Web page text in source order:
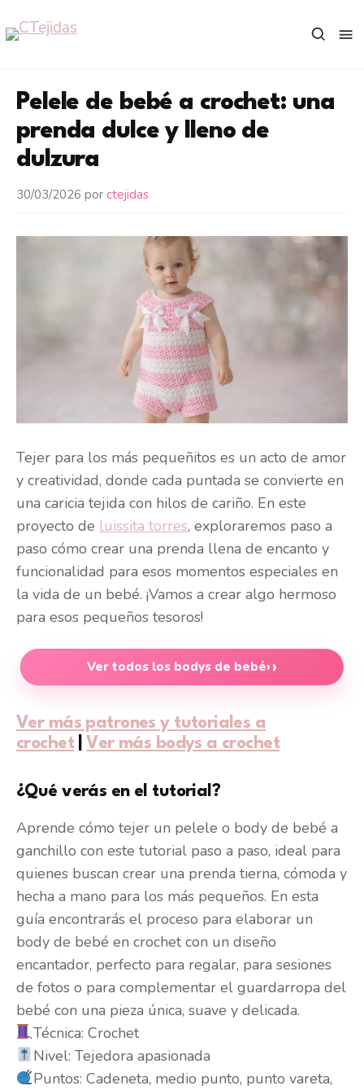
al
Pelele de bebé a crochet: una
prenda dulce y lleno de
dulzura
30/03/2026 por ctejidas
Tejer para los más pequeñitos es un acto de amor
y creatividad, donde cada puntada se convierte en
una caricia tejida con hilos de cariño. En este
proyecto de luissita torres, exploraremos paso a
paso cómo crear una prenda llena de encanto y
funcionalidad para esos momentos especiales en
la vida de un bebé. ¡Vamos a crear algo hermoso
para esos pequeños tesoros!
Ver todos los bodys de bebé›
Ver más patrones y tutoriales a
crochet| Ver más bodys a crochet
¿Qué verás en el tutorial?
Aprende cómo tejer un pelele o body de bebé a
ganchillo con este tutorial paso a paso, ideal para
quienes buscan crear una prenda tierna, cómoda y
hecha a mano para los más pequeños. En esta
guía encontrarás el proceso para elaborar un
body de bebé en crochet con un diseño
encantador, perfecto para regalar, para sesiones
de fotos o para complementar el guardarropa del
bebé con una pieza única, suave y delicada.
Técnica: Crochet
Nivel: Tejedora apasionada
Puntos: Cadeneta, medio punto, punto vareta,